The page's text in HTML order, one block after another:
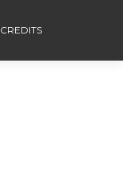
CREDITS